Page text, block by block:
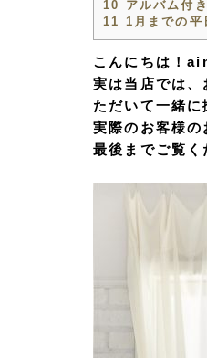
10
アルバム付
11 1月までの平
こんにちは！
実は当店では
ただいて一緒に
実際のお客様
最後までご覧く